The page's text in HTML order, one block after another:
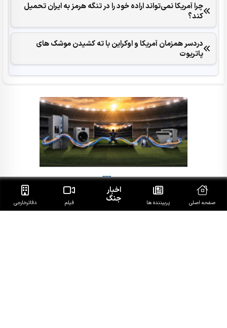
چرا آمریکا نمی‌تواند اراده خود را در تنگه هرمز به ایران تحمیل
کند؟
دردسر همزمان آمریکا و اوکراین با ته کشیدن موشک های
پاتریوت
صفحه اصلی پربیننده ها
اخبار
جنگ فیلم دفاتر‌خارجی